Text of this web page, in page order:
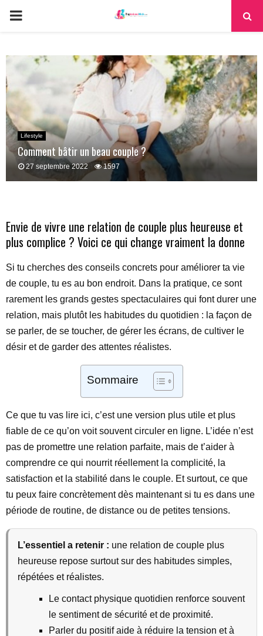
PRIMARY
Lifestyle
Comment bâtir un beau couple ?
27 septembre 2022 1597
Envie de vivre une relation de couple plus heureuse et
plus complice ? Voici ce qui change vraiment la donne
Si tu cherches des conseils concrets pour améliorer ta vie
de couple, tu es au bon endroit. Dans la pratique, ce sont
rarement les grands gestes spectaculaires qui font durer une
relation, mais plutôt les habitudes du quotidien : la façon de
se parler, de se toucher, de gérer les écrans, de cultiver le
désir et de garder des attentes réalistes.
Sommaire
Ce que tu vas lire ici, c’est une version plus utile et plus
fiable de ce qu’on voit souvent circuler en ligne. L’idée n’est
pas de promettre une relation parfaite, mais de t’aider à
comprendre ce qui nourrit réellement la complicité, la
satisfaction et la stabilité dans le couple. Et surtout, ce que
tu peux faire concrètement dès maintenant si tu es dans une
période de routine, de distance ou de petites tensions.
L’essentiel a retenir : une relation de couple plus
heureuse repose surtout sur des habitudes simples,
répétées et réalistes.
Le contact physique quotidien renforce souvent
le sentiment de sécurité et de proximité.
Parler du positif aide à réduire la tension et à